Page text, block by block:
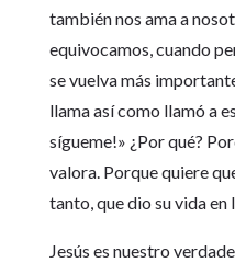
también nos ama a
equivocamos, cuando
se vuelva más
llama así como llamó a
sígueme!» ¿Por qué?
valora. Porque quiere
tanto, que dio su vida en
Jesús es nuestro